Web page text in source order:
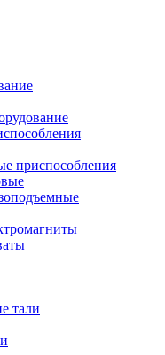
приспособления
тали